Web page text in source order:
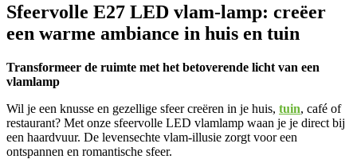
Sfeervolle E27 LED vlam-lamp: creëer
een warme ambiance in huis en tuin
Transformeer de ruimte met het betoverende licht van een
vlamlamp
Wil je een knusse en gezellige sfeer creëren in je huis, tuin, café of
restaurant? Met onze sfeervolle LED vlamlamp waan je je direct bij
een haardvuur. De levensechte vlam-illusie zorgt voor een
ontspannen en romantische sfeer.